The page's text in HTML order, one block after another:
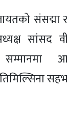
सांसद
सम्मानमा